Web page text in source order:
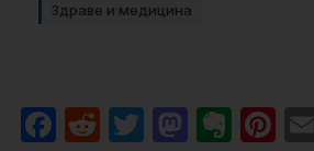
Здраве и медицина
Facebook
RedditTwitter